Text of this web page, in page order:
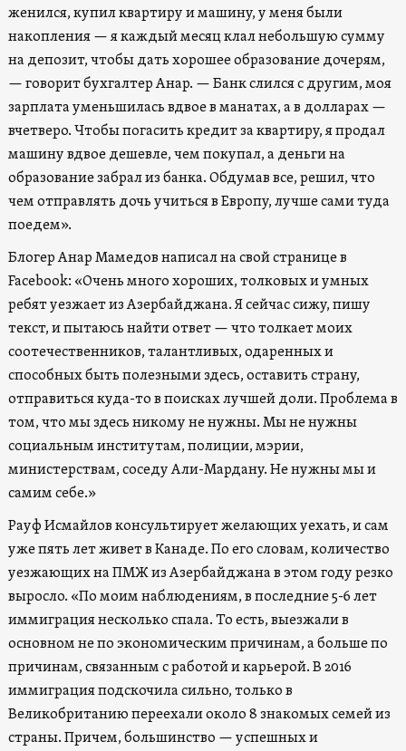
женился, купил квартиру и машину, у меня были
накопления — я каждый месяц клал небольшую сумму
на депозит, чтобы дать хорошее образование дочерям,
— говорит бухгалтер Анар. — Банк слился с другим, моя
зарплата уменьшилась вдвое в манатах, а в долларах —
вчетверо. Чтобы погасить кредит за квартиру, я продал
машину вдвое дешевле, чем покупал, а деньги на
образование забрал из банка. Обдумав все, решил, что
чем отправлять дочь учиться в Европу, лучше сами туда
поедем».
Блогер Анар Мамедов написал на свой странице в
Facebook: «Очень много хороших, толковых и умных
ребят уезжает из Азербайджана. Я сейчас сижу, пишу
текст, и пытаюсь найти ответ — что толкает моих
соотечественников, талантливых, одаренных и
способных быть полезными здесь, оставить страну,
отправиться куда-то в поисках лучшей доли. Проблема в
том, что мы здесь никому не нужны. Мы не нужны
социальным институтам, полиции, мэрии,
министерствам, соседу Али-Мардану. Не нужны мы и
самим себе.»
Рауф Исмайлов консультирует желающих уехать, и сам
уже пять лет живет в Канаде. По его словам, количество
уезжающих на ПМЖ из Азербайджана в этом году резко
выросло. «По моим наблюдениям, в последние 5-6 лет
иммиграция несколько спала. То есть, выезжали в
основном не по экономическим причинам, а больше по
причинам, связанным с работой и карьерой. В 2016
иммиграция подскочила сильно, только в
Великобританию переехали около 8 знакомых семей из
страны. Причем, большинство — успешных и